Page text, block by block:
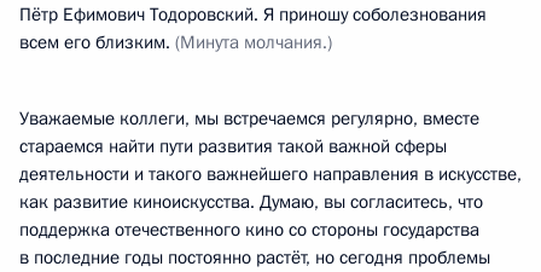
Пётр Ефимович Тодоровский. Я приношу соболезнования
всем его близким. (Минута молчания.)
Уважаемые коллеги, мы встречаемся регулярно, вместе
стараемся найти пути развития такой важной сферы
деятельности и такого важнейшего направления в искусстве,
как развитие киноискусства. Думаю, вы согласитесь, что
поддержка отечественного кино со стороны государства
в последние годы постоянно растёт, но сегодня проблемы